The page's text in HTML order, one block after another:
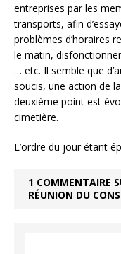
entreprises par les
transports, afin
problèmes d’horaires
le matin,
… etc. Il semble que
soucis, une action de
deuxième point est
cimetière.
L’ordre du jour étant
1 COMMENTAIRE
RÉUNION DU